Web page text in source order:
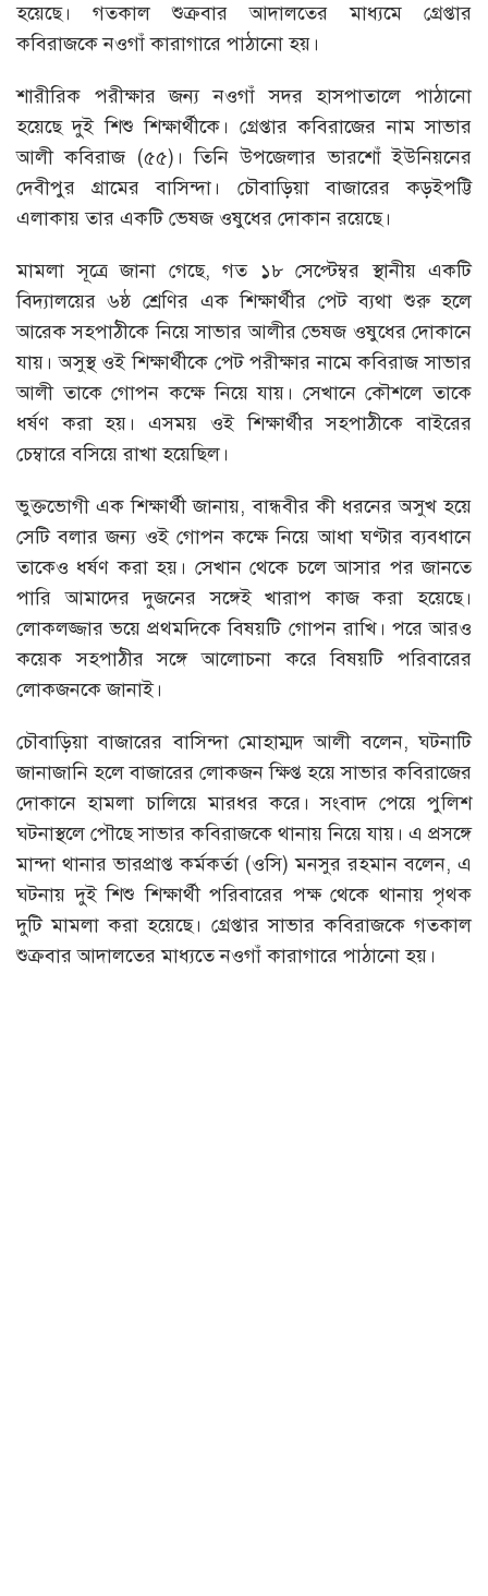
হয়েছে। গতকাল শুক্রবার আদালতের মাধ্যমে গ্রেপ্তার
কবিরাজকে নওগাঁ কারাগারে পাঠানো হয়।
শারীরিক পরীক্ষার জন্য নওগাঁ সদর হাসপাতালে পাঠানো
হয়েছে দুই শিশু শিক্ষার্থীকে। গ্রেপ্তার কবিরাজের নাম সাভার
আলী কবিরাজ (৫৫)। তিনি উপজেলার ভারশোঁ ইউনিয়নের
দেবীপুর গ্রামের বাসিন্দা। চৌবাড়িয়া বাজারের কড়ইপট্টি
এলাকায় তার একটি ভেষজ ওষুধের দোকান রয়েছে।
মামলা সূত্রে জানা গেছে, গত ১৮ সেপ্টেম্বর স্থানীয় একটি
বিদ্যালয়ের ৬ষ্ঠ শ্রেণির এক শিক্ষার্থীর পেট ব্যথা শুরু হলে
আরেক সহপাঠীকে নিয়ে সাভার আলীর ভেষজ ওষুধের দোকানে
যায়। অসুস্থ ওই শিক্ষার্থীকে পেট পরীক্ষার নামে কবিরাজ সাভার
আলী তাকে গোপন কক্ষে নিয়ে যায়। সেখানে কৌশলে তাকে
ধর্ষণ করা হয়। এসময় ওই শিক্ষার্থীর সহপাঠীকে বাইরের
চেম্বারে বসিয়ে রাখা হয়েছিল।
ভুক্তভোগী এক শিক্ষার্থী জানায়, বান্ধবীর কী ধরনের অসুখ হয়ে
সেটি বলার জন্য ওই গোপন কক্ষে নিয়ে আধা ঘণ্টার ব্যবধানে
তাকেও ধর্ষণ করা হয়। সেখান থেকে চলে আসার পর জানতে
পারি আমাদের দুজনের সঙ্গেই খারাপ কাজ করা হয়েছে।
লোকলজ্জার ভয়ে প্রথমদিকে বিষয়টি গোপন রাখি। পরে আরও
কয়েক সহপাঠীর সঙ্গে আলোচনা করে বিষয়টি পরিবারের
লোকজনকে জানাই।
চৌবাড়িয়া বাজারের বাসিন্দা মোহাম্মদ আলী বলেন, ঘটনাটি
জানাজানি হলে বাজারের লোকজন ক্ষিপ্ত হয়ে সাভার কবিরাজের
দোকানে হামলা চালিয়ে মারধর করে। সংবাদ পেয়ে পুলিশ
ঘটনাস্থলে পৌছে সাভার কবিরাজকে থানায় নিয়ে যায়। এ প্রসঙ্গে
মান্দা থানার ভারপ্রাপ্ত কর্মকর্তা (ওসি) মনসুর রহমান বলেন, এ
ঘটনায় দুই শিশু শিক্ষার্থী পরিবারের পক্ষ থেকে থানায় পৃথক
দুটি মামলা করা হয়েছে। গ্রেপ্তার সাভার কবিরাজকে গতকাল
শুক্রবার আদালতের মাধ্যতে নওগাঁ কারাগারে পাঠানো হয়।